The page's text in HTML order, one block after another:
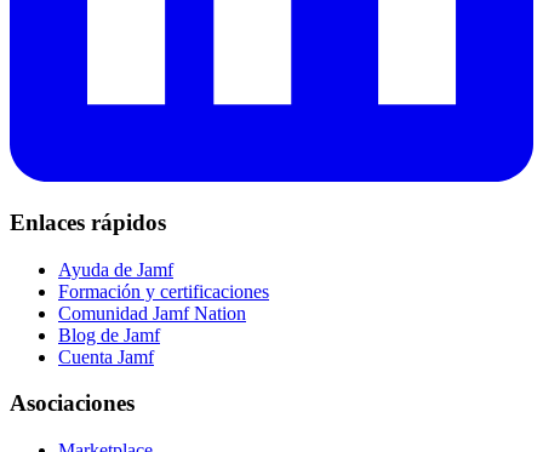
Enlaces rápidos
Ayuda de Jamf
Formación y certificaciones
Comunidad Jamf Nation
Blog de Jamf
Cuenta Jamf
Asociaciones